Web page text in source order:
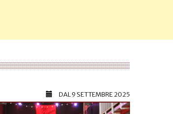
DAL9 SETTEMBRE 2025